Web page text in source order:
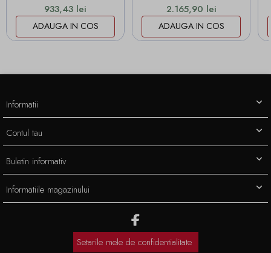
Pret
933,43 lei
ADAUGA IN COS
Pret
2.165,90 lei
ADAUGA IN COS
Informatiile magazinului
Informatii
Contul tau
Buletin informativ
Setarile mele de confidentialitate